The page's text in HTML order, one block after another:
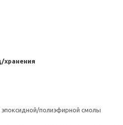
хранения
полиэфирной смолы